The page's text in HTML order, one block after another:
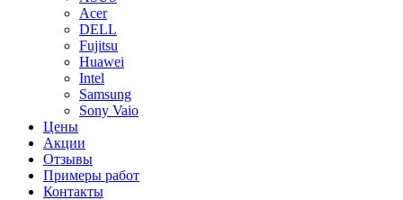
Acer
DELL
Fujitsu
Huawei
Intel
Samsung
Sony Vaio
Цены
Акции
Отзывы
Примеры работ
Контакты